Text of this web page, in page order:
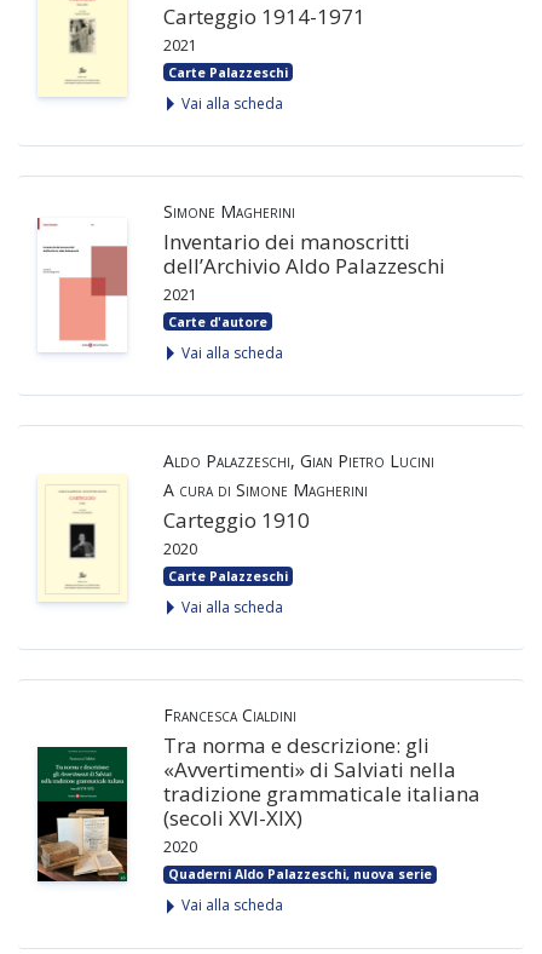
Carteggio 1914-1971
2021
Carte Palazzeschi
Vai alla scheda
Simone Magherini
Inventario dei manoscritti
dell’Archivio Aldo Palazzeschi
2021
Carte d'autore
Vai alla scheda
Aldo Palazzeschi, Gian Pietro Lucini
A cura di Simone Magherini
Carteggio 1910
2020
Carte Palazzeschi
Vai alla scheda
Francesca Cialdini
Tra norma e descrizione: gli
«Avvertimenti» di Salviati nella
tradizione grammaticale italiana
(secoli XVI-XIX)
2020
Quaderni Aldo Palazzeschi, nuova serie
Vai alla scheda